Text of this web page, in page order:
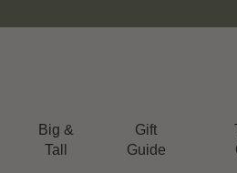
Big &
Tall
Gift
Guide